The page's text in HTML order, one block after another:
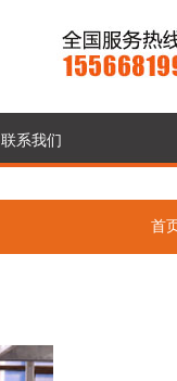
联系我们
首